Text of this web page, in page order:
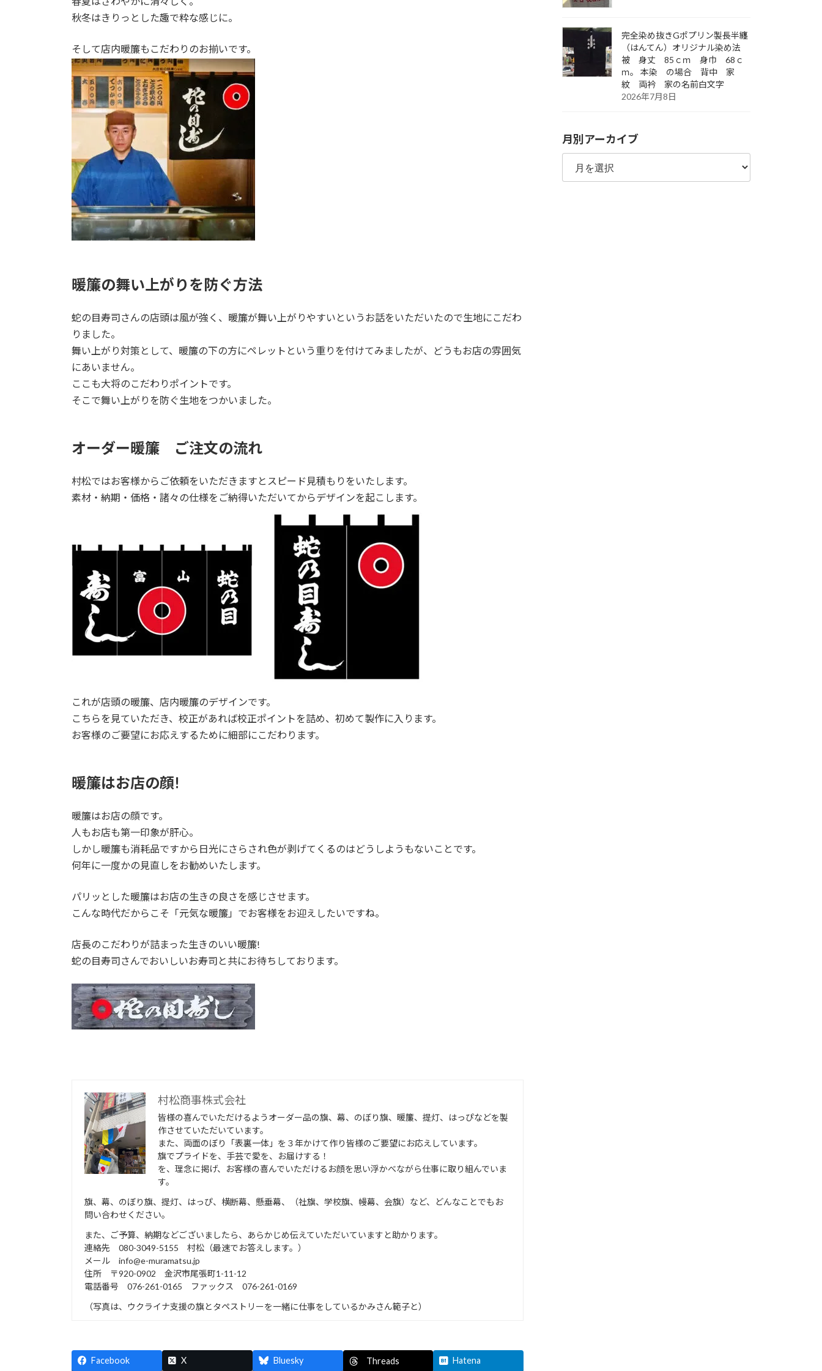
秋冬はきりっとした趣で粋な感じに。
そして店内暖簾もこだわりのお揃いです。
暖簾の舞い上がりを防ぐ方法
蛇の目寿司さんの店頭は風が強く、暖簾が舞い上がりやすいというお話をいただいたので生地にこだわ
りました。
舞い上がり対策として、暖簾の下の方にペレットという重りを付けてみましたが、どうもお店の雰囲気
にあいません。
ここも大将のこだわりポイントです。
そこで舞い上がりを防ぐ生地をつかいました。
オーダー暖簾 ご注文の流れ
村松ではお客様からご依頼をいただきますとスピード見積もりをいたします。
素材・納期・価格・諸々の仕様をご納得いただいてからデザインを起こします。
これが店頭の暖簾、店内暖簾のデザインです。
こちらを見ていただき、校正があれば校正ポイントを詰め、初めて製作に入ります。
お客様のご要望にお応えするために細部にこだわります。
暖簾はお店の顔!
暖簾はお店の顔です。
人もお店も第一印象が肝心。
しかし暖簾も消耗品ですから日光にさらされ色が剥げてくるのはどうしようもないことです。
何年に一度かの見直しをお勧めいたします。
パリッとした暖簾はお店の生きの良さを感じさせます。
こんな時代だからこそ「元気な暖簾」でお客様をお迎えしたいですね。
店長のこだわりが詰まった生きのいい暖簾!
蛇の目寿司さんでおいしいお寿司と共にお待ちしております。
村松商事株式会社
皆様の喜んでいただけるようオーダー品の旗、幕、のぼり旗、暖簾、提灯、はっぴなどを製
作させていただいています。
また、両面のぼり「表裏一体」を３年かけて作り皆様のご要望にお応えしています。
旗でプライドを、手芸で愛を、お届けする！
を、理念に掲げ、お客様の喜んでいただけるお顔を思い浮かべながら仕事に取り組んでいま
す。
旗、幕、のぼり旗、提灯、はっぴ、横断幕、懸垂幕、（社旗、学校旗、幔幕、会旗）など、どんなことでもお
問い合わせください。
また、ご予算、納期などございましたら、あらかじめ伝えていただいていますと助かります。
連絡先 080-3049-5155 村松（最速でお答えします。）
メール info@e-muramatsu.jp
住所 〒920-0902 金沢市尾張町1-11-12
電話番号 076-261-0165 ファックス 076-261-0169
（写真は、ウクライナ支援の旗とタペストリーを一緒に仕事をしているかみさん範子と）
Facebook X Bluesky Threads Hatena
完全染め抜きGポプリン製長半纏
（はんてん）オリジナル染め法
被 身丈 85ｃｍ 身巾 68ｃ
ｍ。 本染 の場合 背中 家
紋 両衿 家の名前白文字
2026年7月8日
月別アーカイブ
月
ア